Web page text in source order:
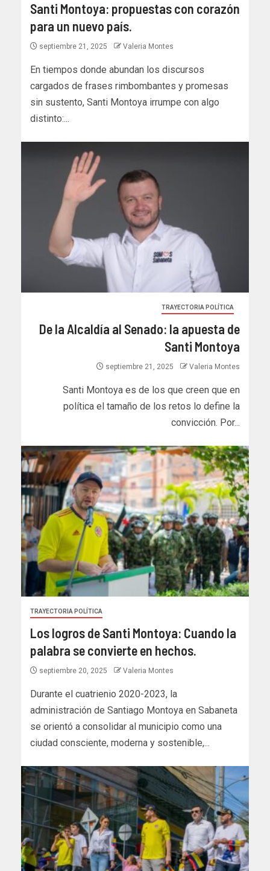
Santi Montoya: propuestas con corazón
para un nuevo país.
septiembre 21, 2025 Valeria Montes
En tiempos donde abundan los discursos
cargados de frases rimbombantes y promesas
sin sustento, Santi Montoya irrumpe con algo
distinto:...
TRAYECTORIA POLÍTICA
De la Alcaldía al Senado: la apuesta de
Santi Montoya
septiembre 21, 2025 Valeria Montes
Santi Montoya es de los que creen que en
política el tamaño de los retos lo define la
convicción. Por...
TRAYECTORIA POLÍTICA
Los logros de Santi Montoya: Cuando la
palabra se convierte en hechos.
septiembre 20, 2025 Valeria Montes
Durante el cuatrienio 2020-2023, la
administración de Santiago Montoya en Sabaneta
se orientó a consolidar al municipio como una
ciudad consciente, moderna y sostenible,...